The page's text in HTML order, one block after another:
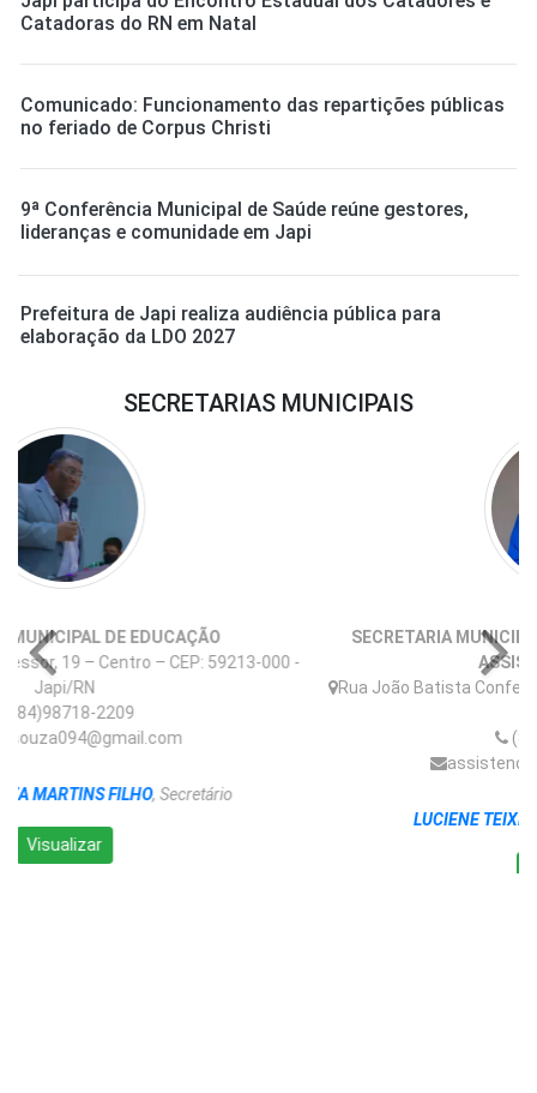
Catadoras do RN em Natal
Comunicado: Funcionamento das repartições públicas
no feriado de Corpus Christi
9ª Conferência Municipal de Saúde reúne gestores,
lideranças e comunidade em Japi
Prefeitura de Japi realiza audiência pública para
elaboração da LDO 2027
SECRETARIAS MUNICIPAIS
SECRETARIA MUNICIPAL DE TRABALHO, HABITAÇÃO E
ASSISTÊNCIA SOCIAL
Rua João Batista Confessor, 19 – Centro – CEP: 59213-000 -
, Secretária